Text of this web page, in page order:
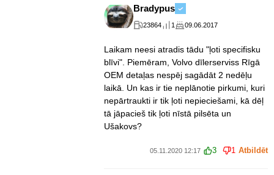
Bradypus
23864 1 09.06.2017
Laikam neesi atradis tādu "ļoti specifisku
blīvi". Piemēram, Volvo dīlerserviss Rīgā
OEM detaļas nespēj sagādāt 2 nedēļu
laikā. Un kas ir tie neplānotie pirkumi, kuri
nepārtraukti ir tik ļoti nepieciešami, kā dēļ
tā jāpacieš tik ļoti nīstā pilsēta un
Ušakovs?
05.11.2020 12:17 3 1 Atbildēt